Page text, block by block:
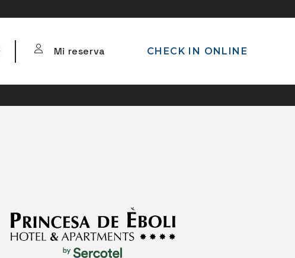
Mi reserva CHECK IN ONLINE
REGISTRO